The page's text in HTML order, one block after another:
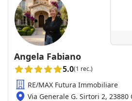
qualsiasi ora. Consiglio loro e la
conoscono bene la legge e tutti i
necessari per non trovare
acquista che per chi vende.
Angela Fabiano
5.0(1 rec.)
RE/MAX Futura Immobiliare
Via Generale G. Sirtori 2, 23880